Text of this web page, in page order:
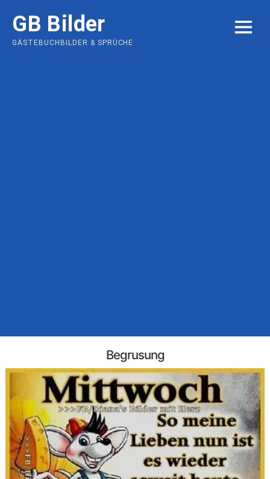
content
GB Bilder
GÄSTEBUCHBILDER & SPRÜCHE
MENU
Begrusung